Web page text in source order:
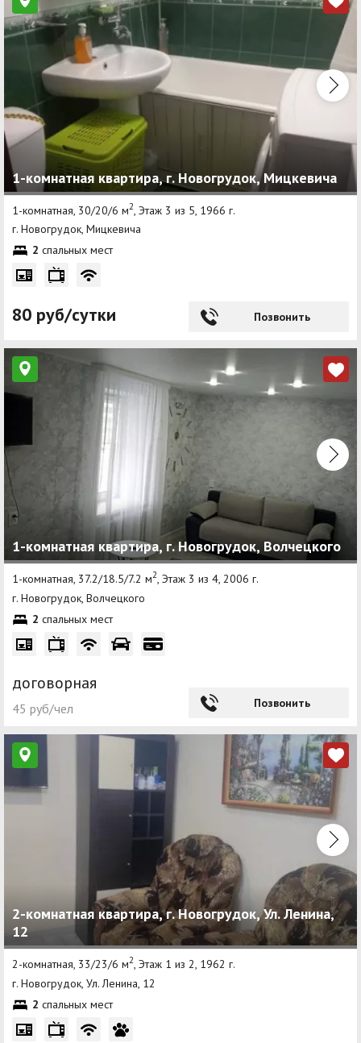
1-комнатная квартира, г. Новогрудок, Мицкевича
1-комнатная, 30/20/6 м2 , Этаж 3 из 5, 1966 г.
г. Новогрудок, Мицкевича
2 спальных мест
80 руб/сутки Позвонить
1-комнатная квартира, г. Новогрудок, Волчецкого
1-комнатная, 37.2/18.5/7.2 м2 , Этаж 3 из 4, 2006 г.
г. Новогрудок, Волчецкого
2 спальных мест
договорная
45 руб/чел Позвонить
2-комнатная квартира, г. Новогрудок, Ул. Ленина,
12
2-комнатная, 33/23/6 м2, Этаж 1 из 2, 1962 г.
г. Новогрудок, Ул. Ленина, 12
2 спальных мест